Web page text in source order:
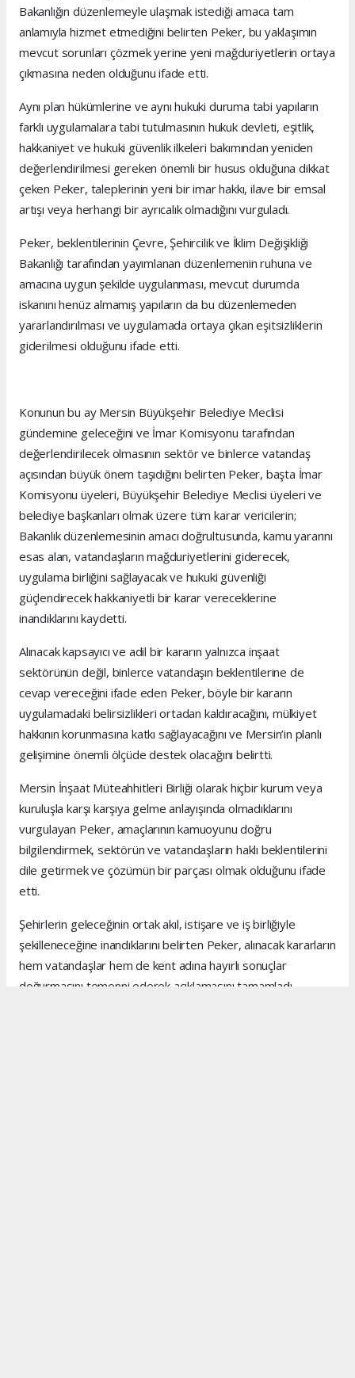
Bakanlığın düzenlemeyle ulaşmak istediği amaca tam
anlamıyla hizmet etmediğini belirten Peker, bu yaklaşımın
mevcut sorunları çözmek yerine yeni mağduriyetlerin ortaya
çıkmasına neden olduğunu ifade etti.
Aynı plan hükümlerine ve aynı hukuki duruma tabi yapıların
farklı uygulamalara tabi tutulmasının hukuk devleti, eşitlik,
hakkaniyet ve hukuki güvenlik ilkeleri bakımından yeniden
değerlendirilmesi gereken önemli bir husus olduğuna dikkat
çeken Peker, taleplerinin yeni bir imar hakkı, ilave bir emsal
artışı veya herhangi bir ayrıcalık olmadığını vurguladı.
Peker, beklentilerinin Çevre, Şehircilik ve İklim Değişikliği
Bakanlığı tarafından yayımlanan düzenlemenin ruhuna ve
amacına uygun şekilde uygulanması, mevcut durumda
iskanını henüz almamış yapıların da bu düzenlemeden
yararlandırılması ve uygulamada ortaya çıkan eşitsizliklerin
giderilmesi olduğunu ifade etti.
Konunun bu ay Mersin Büyükşehir Belediye Meclisi
gündemine geleceğini ve İmar Komisyonu tarafından
değerlendirilecek olmasının sektör ve binlerce vatandaş
açısından büyük önem taşıdığını belirten Peker, başta İmar
Komisyonu üyeleri, Büyükşehir Belediye Meclisi üyeleri ve
belediye başkanları olmak üzere tüm karar vericilerin;
Bakanlık düzenlemesinin amacı doğrultusunda, kamu yararını
esas alan, vatandaşların mağduriyetlerini giderecek,
uygulama birliğini sağlayacak ve hukuki güvenliği
güçlendirecek hakkaniyetli bir karar vereceklerine
inandıklarını kaydetti.
Alınacak kapsayıcı ve adil bir kararın yalnızca inşaat
sektörünün değil, binlerce vatandaşın beklentilerine de
cevap vereceğini ifade eden Peker, böyle bir kararın
uygulamadaki belirsizlikleri ortadan kaldıracağını, mülkiyet
hakkının korunmasına katkı sağlayacağını ve Mersin’in planlı
gelişimine önemli ölçüde destek olacağını belirtti.
Mersin İnşaat Müteahhitleri Birliği olarak hiçbir kurum veya
kuruluşla karşı karşıya gelme anlayışında olmadıklarını
vurgulayan Peker, amaçlarının kamuoyunu doğru
bilgilendirmek, sektörün ve vatandaşların haklı beklentilerini
dile getirmek ve çözümün bir parçası olmak olduğunu ifade
etti.
Şehirlerin geleceğinin ortak akıl, istişare ve iş birliğiyle
şekilleneceğine inandıklarını belirten Peker, alınacak kararların
hem vatandaşlar hem de kent adına hayırlı sonuçlar
doğurmasını temenni ederek açıklamasını tamamladı.